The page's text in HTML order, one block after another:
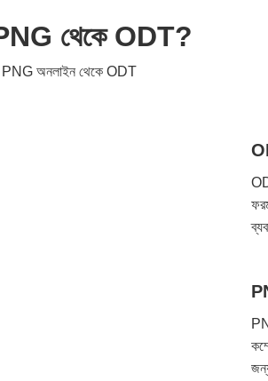
থেকে ODT?
PNG অনলাইন থেকে ODT